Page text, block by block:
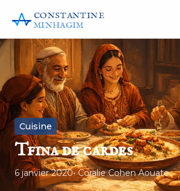
CONSTANTINE
MINHAGIM
Cuisine
Tfina de cardes
6 janvier 2020• Coralie Cohen Aouate